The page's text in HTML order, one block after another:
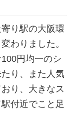
り駅の大阪環
わりました。
円均一のシ
り、また人気
り、大きなス
付近でこと足